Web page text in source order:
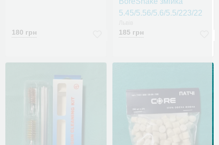
180 грн
5.45/5.56/5.6/5.5/223/22
185 грн